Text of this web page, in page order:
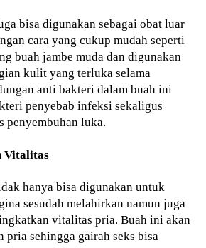
bisa digunakan sebagai obat luar
cara yang cukup mudah seperti
buah jambe muda dan digunakan
kulit yang terluka selama
anti bakteri dalam buah ini
penyebab infeksi sekaligus
penyembuhan luka.
Vitalitas
hanya bisa digunakan untuk
sesudah melahirkan namun juga
vitalitas pria. Buah ini akan
pria sehingga gairah seks bisa